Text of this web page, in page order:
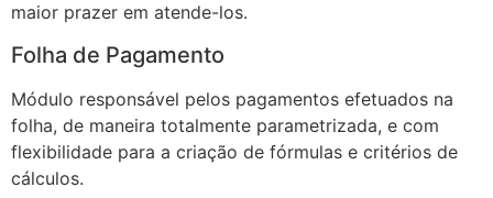
maior prazer em atende-los.
Folha de Pagamento
Módulo responsável pelos pagamentos efetuados na
folha, de maneira totalmente parametrizada, e com
flexibilidade para a criação de fórmulas e critérios de
cálculos.